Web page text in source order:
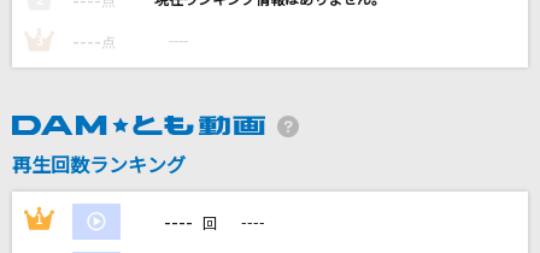
Whiteberry
修二と彰
[生音]Catch the Moment
LiSA
3 ---- 点 ----
再生回数ランキング
1 ---- 回 ----